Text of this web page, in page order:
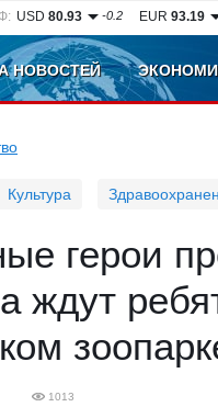
USD80.93 -0.2 EUR93.19
НОВОСТЕЙ
Культура
герои
ждут
1013